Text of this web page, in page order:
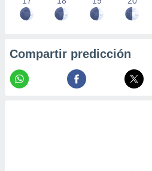
Compartir predicción